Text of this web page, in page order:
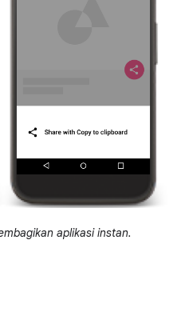
aplikasi instan.